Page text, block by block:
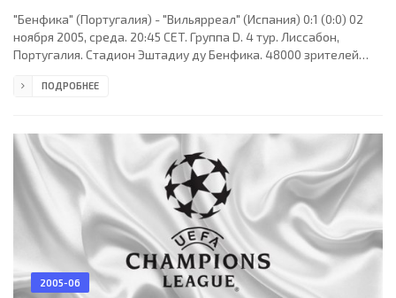
"Бенфика" (Португалия) - "Вильярреал" (Испания) 0:1 (0:0) 02
ноября 2005, среда. 20:45 CET. Группа D. 4 тур. Лиссабон,
Португалия. Стадион Эштадиу ду Бенфика. 48000 зрителей
Марк Симонс (Бельгия), Петер Херманс (Бельгия). Резервный:
Карагунис (Манторраш, 70), Джованни (Манторраш, 70),
Мануэл Фернандеш, Симау (к), Нуну Гомеш,
ПОДРОБНЕЕ
2005-06